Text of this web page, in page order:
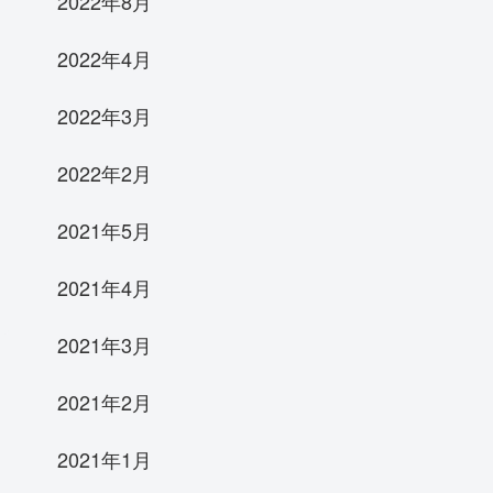
2022年4月
2022年3月
2022年2月
2021年5月
2021年4月
2021年3月
2021年2月
2021年1月